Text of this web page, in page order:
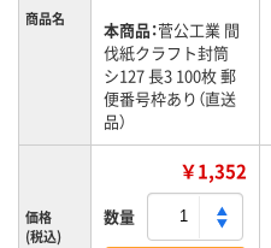
商品名 本商品：菅公工業 間
伐紙クラフト封筒
シ127 長3 100枚 郵
便番号枠あり（直送
品）
価格
(税込)
￥1,352
数量